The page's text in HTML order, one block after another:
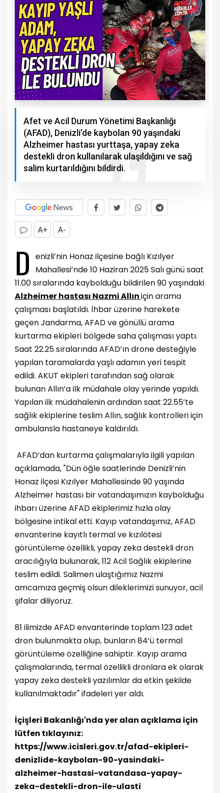
Afet ve Acil Durum Yönetimi Başkanlığı
(AFAD), Denizli’de kaybolan 90 yaşındaki
Alzheimer hastası yurttaşa, yapay zeka
destekli dron kullanılarak ulaşıldığını ve sağ
salim kurtarıldığını bildirdi.
A+ A-
D enizli’nin Honaz ilçesine bağlı Kızılyer
Mahallesi’nde 10 Haziran 2025 Salı günü saat
11.00 sıralarında kaybolduğu bildirilen 90 yaşındaki
Alzheimer hastası Nazmi Allıniçin arama
çalışması başlatıldı. İhbar üzerine harekete
geçen Jandarma, AFAD ve gönüllü arama
kurtarma ekipleri bölgede saha çalışmasıyaptı.
Saat 22.25 sıralarında AFAD’ın drone desteğiyle
yapılan taramalarda yaşlı adamın yeri tespit
edildi. AKUT ekipleri tarafından sağ olarak
bulunan Allın’a ilk müdahale olay yerinde yapıldı.
Yapılan ilk müdahalenin ardından saat 22.55’te
sağlık ekiplerine teslim Allın, sağlık kontrolleri için
ambulansla hastaneye kaldırıldı.
AFAD’dan kurtarma çalışmalarıyla ilgili yapılan
açıklamada, "Dün öğle saatlerinde Denizli’nin
Honaz ilçesi Kızılyer Mahallesinde 90 yaşında
Alzheimer hastası bir vatandaşımızın kaybolduğu
ihbarı üzerine AFAD ekiplerimiz hızla olay
bölgesine intikal etti. Kayıp vatandaşımız, AFAD
envanterine kayıtlı termal ve kızılötesi
görüntüleme özellikli, yapay zeka destekli dron
aracılığıyla bulunarak, 112 Acil Sağlık ekiplerine
teslim edildi. Salimen ulaştığımız Nazmi
amcamıza geçmiş olsun dileklerimizi sunuyor, acil
şifalar diliyoruz.
81 ilimizde AFAD envanterinde toplam 123 adet
dron bulunmakta olup, bunların 84’ü termal
görüntüleme özelliğine sahiptir. Kayıp arama
çalışmalarında, termal özellikli dronlara ek olarak
yapay zeka destekli yazılımlar da etkin şekilde
kullanılmaktadır" ifadeleri yer aldı.
İçişleri Bakanlığı'nda yer alan açıklama için
lütfen tıklayınız:
https://www.icisleri.gov.tr/afad-ekipleri-
denizlide-kaybolan-90-yasindaki-
alzheimer-hastasi-vatandasa-yapay-
zeka-destekli-dron-ile-ulasti